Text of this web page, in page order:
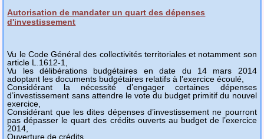
Autorisation de mandater un quart des dépenses
d'investissement
Vu le Code Général des collectivités territoriales et notamment son
article L.1612-1,
Vu les délibérations budgétaires en date du 14 mars 2014
adoptant les documents budgétaires relatifs à l’exercice écoulé,
Considérant la nécessité d’engager certaines dépenses
d’investissement sans attendre le vote du budget primitif du nouvel
exercice,
Considérant que les dites dépenses d’investissement ne pourront
pas dépasser le quart des crédits ouverts au budget de l’exercice
2014,
Ouverture de crédits